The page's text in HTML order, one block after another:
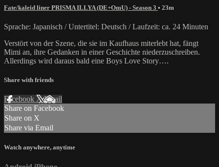
Fate/kaleid liner PRISMA ILLYA (DE+OmU) - Season 3 • 23m
Sprache: Japanisch / Untertitel: Deutsch / Laufzeit: ca. 24 Minuten
Verstört von der Szene, die sie im Kaufhaus miterlebt hat, fängt
Mimi an, ihre Gedanken in einer Geschichte niederzuschreiben.
Allerdings wird daraus bald eine Boys Love Story….
Share with friends
Facebook XEmail
Share on Facebook
Share on X
Share via Email
Watch anywhere, anytime